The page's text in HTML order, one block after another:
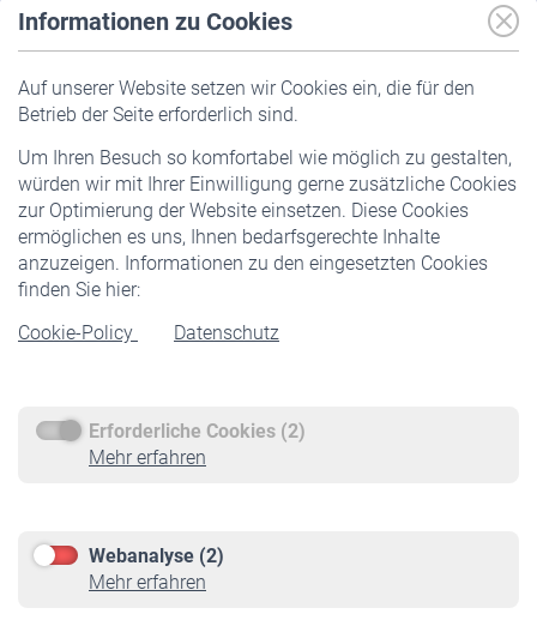
Informationen zu Cookies
Auf unserer Website setzen wir Cookies ein, die für den
Betrieb der Seite erforderlich sind.
Um Ihren Besuch so komfortabel wie möglich zu gestalten,
würden wir mit Ihrer Einwilligung gerne zusätzliche Cookies
zur Optimierung der Website einsetzen. Diese Cookies
ermöglichen es uns, Ihnen bedarfsgerechte Inhalte
anzuzeigen. Informationen zu den eingesetzten Cookies
finden Sie hier:
Cookie-Policy
Datenschutz
Erforderliche Cookies (2)
Mehr erfahren
Webanalyse (2)
Mehr erfahren
Pflichtversicherung
Staatliche Förderung
Veranstaltungen
Rentner
Rentenbeginn
Rente beantragen
Service
Informationen
Online-Rechner
VBLnewsletter